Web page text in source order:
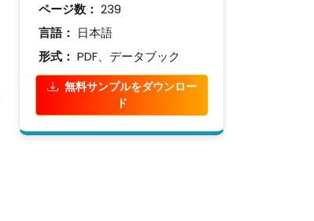
ページ数： 239
言語： 日本語
形式： PDF、データブック
無料サンプルをダウンロー
ド